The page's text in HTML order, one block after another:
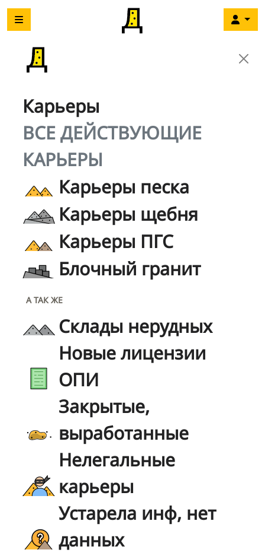
Карьеры
ВСЕ ДЕЙСТВУЮЩИЕ
КАРЬЕРЫ
Карьеры песка
Карьеры щебня
Карьеры ПГС
Блочный гранит
А ТАК ЖЕ
Склады нерудных
Новые лицензии
ОПИ
Закрытые,
выработанные
Нелегальные
карьеры
Устарела инф, нет
данных